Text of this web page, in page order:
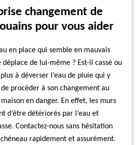
changement de
pour vous aider
en place qui semble en mauvais
déplace de lui-même ? Est-il cassé ou
à déverser l’eau de pluie qui y
procéder à son changement au
en danger. En effet, les murs
d’être détériorés par l’eau et
Contactez-nous sans hésitation
rapidement et assurément.